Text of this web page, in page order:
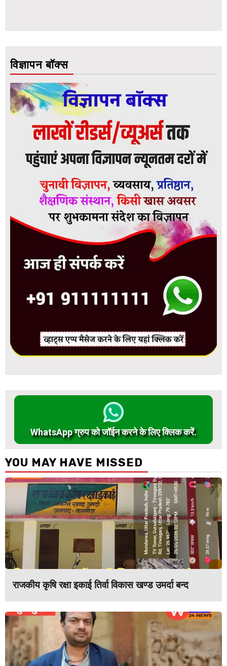
विज्ञापन बॉक्स
WhatsApp ग्रुप को जॉईन करने के लिए क्लिक करें.
YOU MAY HAVE MISSED
राजकीय कृषि रक्षा इकाई तिर्वा विकास खण्ड उमर्दा बन्द